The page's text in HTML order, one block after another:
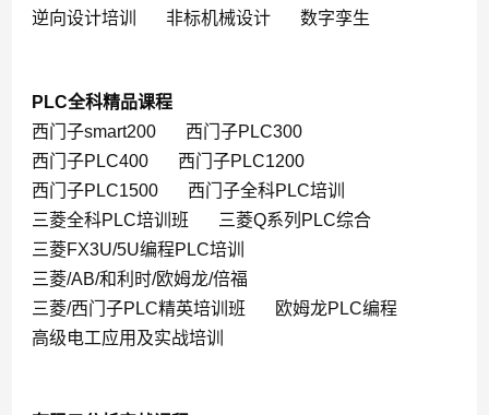
逆向设计培训
非标机械设计 数字孪生
PLC全科精品课程
西门子smart200
西门子PLC300
西门子PLC400
西门子PLC1200
西门子PLC1500
西门子全科PLC培训
三菱全科PLC培训班
三菱Q系列PLC综合
三菱FX3U/5U编程PLC培训
三菱/AB/和利时/欧姆龙/倍福
三菱/西门子PLC精英培训班
欧姆龙PLC编程
高级电工应用及实战培训